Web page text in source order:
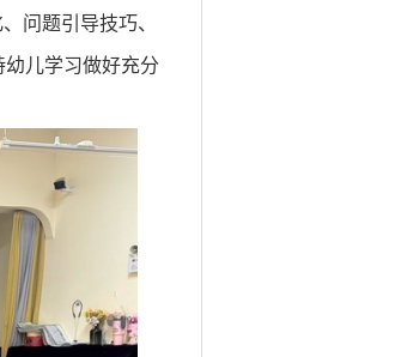
问题引导技巧、
儿学习做好充分